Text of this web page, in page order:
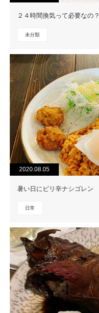
２４時間換気って必要なの？
未分類
2020.08.05
暑い日にピリ辛ナシゴレン
日常